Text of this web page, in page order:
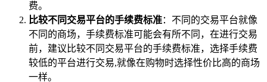
费。
比较不同交易平台的手续费标准：不同的交易平台就像
不同的商场，手续费标准可能会有所不同，在进行交易
前，建议比较不同交易平台的手续费标准，选择手续费
较低的平台进行交易,就像在购物时选择性价比高的商场
一样。